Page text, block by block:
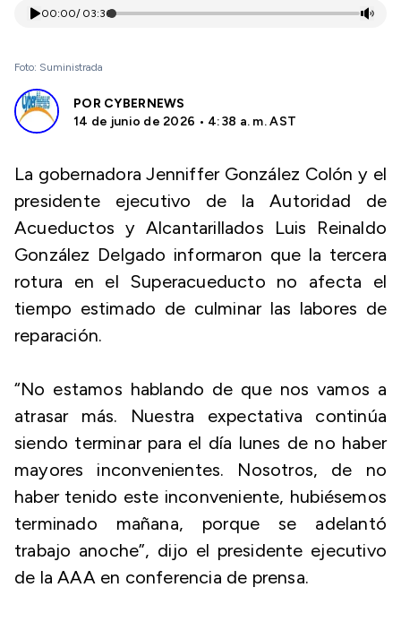
00:00/ 03:36
Foto: Suministrada
POR CYBERNEWS
14 de junio de 2026 • 4:38 a. m. AST
La gobernadora Jenniffer González Colón y el
presidente ejecutivo de la Autoridad de
Acueductos y Alcantarillados Luis Reinaldo
González Delgado informaron que la tercera
rotura en el Superacueducto no afecta el
tiempo estimado de culminar las labores de
reparación.
“No estamos hablando de que nos vamos a
atrasar más. Nuestra expectativa continúa
siendo terminar para el día lunes de no haber
mayores inconvenientes. Nosotros, de no
haber tenido este inconveniente, hubiésemos
terminado mañana, porque se adelantó
trabajo anoche”, dijo el presidente ejecutivo
de la AAA en conferencia de prensa.